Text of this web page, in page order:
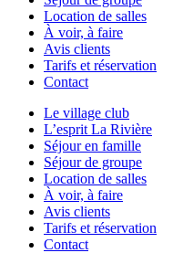
Location de salles
À voir, à faire
Avis clients
Tarifs et réservation
Contact
Le village club
L’esprit La Rivière
Séjour en famille
Séjour de groupe
Location de salles
À voir, à faire
Avis clients
Tarifs et réservation
Contact